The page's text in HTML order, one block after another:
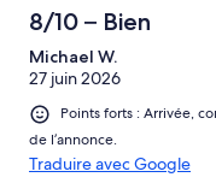
8/10 – Bien
Michael W.
27 juin 2026
Points forts : Arrivée,
de l’annonce.
Traduire avec Google